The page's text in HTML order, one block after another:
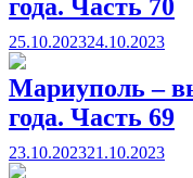
года. Часть 70
25.10.202324.10.2023
Мариуполь –
года. Часть 69
23.10.202321.10.2023